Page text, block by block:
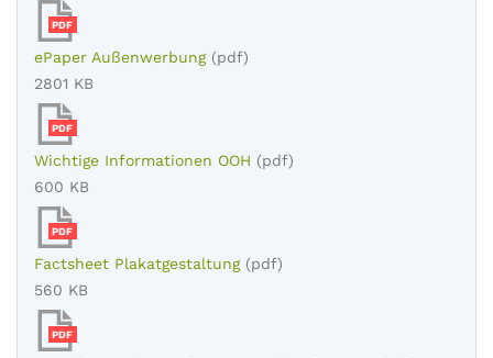
PDF
ePaper Außenwerbung (pdf)
2801 KB
PDF
Wichtige Informationen OOH (pdf)
600 KB
PDF
Factsheet Plakatgestaltung (pdf)
560 KB
PDF